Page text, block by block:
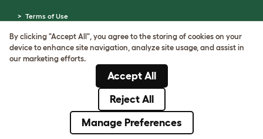
Terms of Use
Cookie Settings
Sitemap
Partita IVA: IT00205609993
Numero di registrazione della società:
By clicking "Accept All", you agree to the storing of cookies on your
device to enhance site navigation, analyze site usage, and assist in
our marketing efforts.
Accept All
Reject All
Manage Preferences